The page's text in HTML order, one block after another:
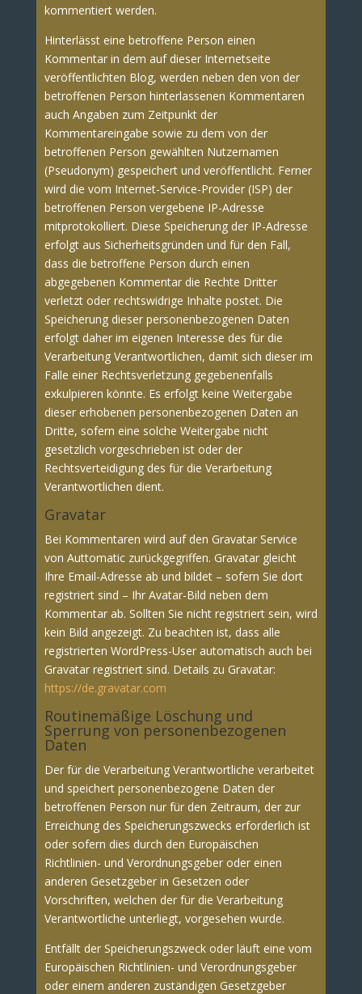
kommentiert werden.
Hinterlässt eine betroffene Person einen
Kommentar in dem auf dieser Internetseite
veröffentlichten Blog, werden neben den von der
betroffenen Person hinterlassenen Kommentaren
auch Angaben zum Zeitpunkt der
Kommentareingabe sowie zu dem von der
betroffenen Person gewählten Nutzernamen
(Pseudonym) gespeichert und veröffentlicht. Ferner
wird die vom Internet-Service-Provider (ISP) der
betroffenen Person vergebene IP-Adresse
mitprotokolliert. Diese Speicherung der IP-Adresse
erfolgt aus Sicherheitsgründen und für den Fall,
dass die betroffene Person durch einen
abgegebenen Kommentar die Rechte Dritter
verletzt oder rechtswidrige Inhalte postet. Die
Speicherung dieser personenbezogenen Daten
erfolgt daher im eigenen Interesse des für die
Verarbeitung Verantwortlichen, damit sich dieser im
Falle einer Rechtsverletzung gegebenenfalls
exkulpieren könnte. Es erfolgt keine Weitergabe
dieser erhobenen personenbezogenen Daten an
Dritte, sofern eine solche Weitergabe nicht
gesetzlich vorgeschrieben ist oder der
Rechtsverteidigung des für die Verarbeitung
Verantwortlichen dient.
Gravatar
Bei Kommentaren wird auf den Gravatar Service
von Auttomatic zurückgegriffen. Gravatar gleicht
Ihre Email-Adresse ab und bildet – sofern Sie dort
registriert sind – Ihr Avatar-Bild neben dem
Kommentar ab. Sollten Sie nicht registriert sein, wird
kein Bild angezeigt. Zu beachten ist, dass alle
registrierten WordPress-User automatisch auch bei
Gravatar registriert sind. Details zu Gravatar:
https://de.gravatar.com
Routinemäßige Löschung und
Sperrung von personenbezogenen
Daten
Der für die Verarbeitung Verantwortliche verarbeitet
und speichert personenbezogene Daten der
betroffenen Person nur für den Zeitraum, der zur
Erreichung des Speicherungszwecks erforderlich ist
oder sofern dies durch den Europäischen
Richtlinien- und Verordnungsgeber oder einen
anderen Gesetzgeber in Gesetzen oder
Vorschriften, welchen der für die Verarbeitung
Verantwortliche unterliegt, vorgesehen wurde.
Entfällt der Speicherungszweck oder läuft eine vom
Europäischen Richtlinien- und Verordnungsgeber
oder einem anderen zuständigen Gesetzgeber